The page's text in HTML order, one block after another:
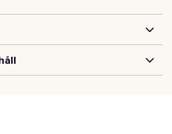
eller konserveringsmedel. Det är vi